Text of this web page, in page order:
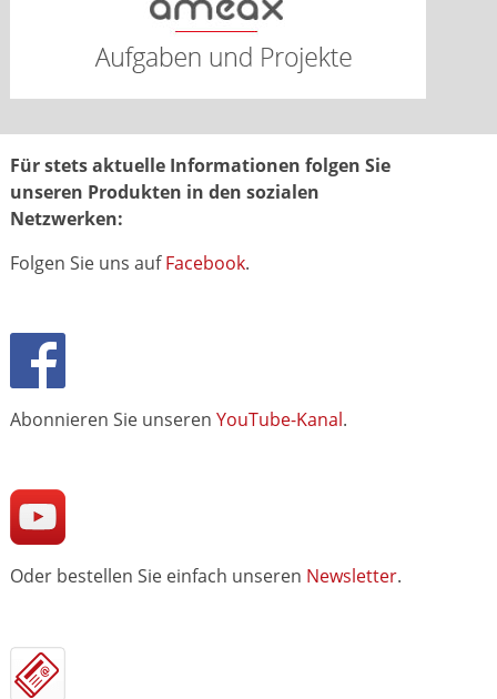
Für stets aktuelle Informationen folgen Sie
unseren Produkten in den sozialen
Netzwerken:
Folgen Sie uns aufFacebook.
Abonnieren Sie unseren YouTube-Kanal.
Oder bestellen Sie einfach unseren Newsletter.